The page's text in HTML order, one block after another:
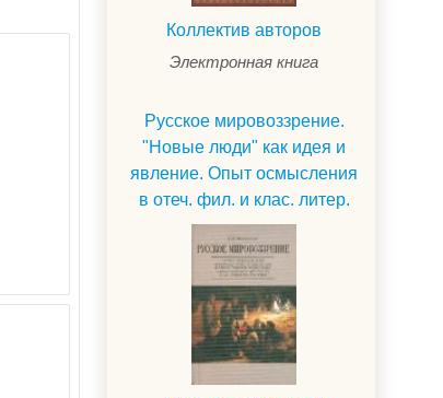
Коллектив авторов
Электронная книга
Русское мировоззрение.
"Новые люди" как идея и
явление. Опыт осмысления
в отеч. фил. и клас. литер.